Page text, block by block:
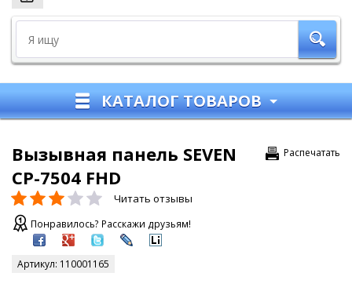
КАТАЛОГ ТОВАРОВ
Распечатать
Вызывная панель SEVEN
CP-7504 FHD
Читать отзывы
Понравилось? Расскажи друзьям!
Артикул: 110001165